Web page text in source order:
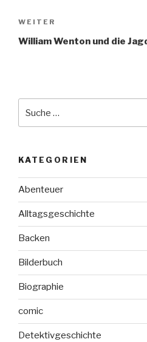
Nächster
Beitrag
WEITER
William Wenton und die
nach:
KATEGORIEN
Abenteuer
Alltagsgeschichte
Backen
Bilderbuch
Biographie
comic
Detektivgeschichte